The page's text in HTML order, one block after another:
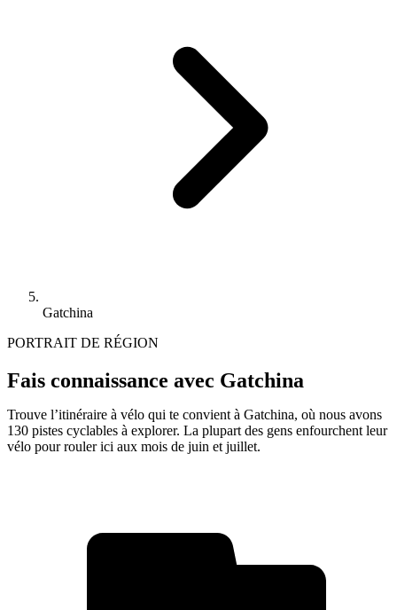
Gatchina
PORTRAIT DE RÉGION
Fais connaissance avec Gatchina
Trouve l’itinéraire à vélo qui te convient à Gatchina, où nous avons
130 pistes cyclables à explorer. La plupart des gens enfourchent leur
vélo pour rouler ici aux mois de juin et juillet.